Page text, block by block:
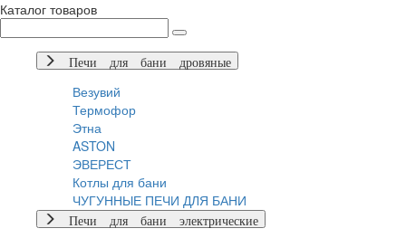
Каталог товаров
Печи для бани дровяные
Везувий
Термофор
Этна
ASTON
ЭВЕРЕСТ
Котлы для бани
ЧУГУННЫЕ ПЕЧИ ДЛЯ БАНИ
Печи для бани электрические